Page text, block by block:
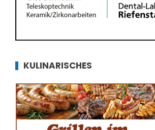
KULINARISCHES